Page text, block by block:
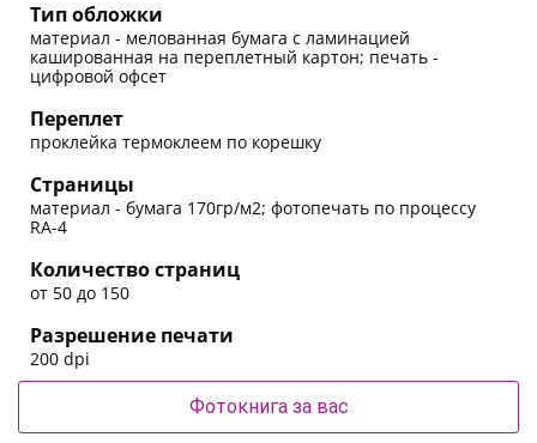
Тип обложки
материал - мелованная бумага с ламинацией
кашированная на переплетный картон; печать -
цифровой офсет
Переплет
проклейка термоклеем по корешку
Страницы
материал - бумага 170гр/м2; фотопечать по процессу
RA-4
Количество страниц
от 50 до 150
Разрешение печати
200 dpi
Фотокнига за вас